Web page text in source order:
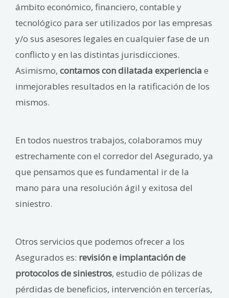
ámbito económico, financiero, contable y
tecnológico para ser utilizados por las empresas
y/o sus asesores legales en cualquier fase de un
conflicto y en las distintas jurisdicciones.
Asimismo, contamos con dilatada experiencia e
inmejorables resultados en la ratificación de los
mismos.
En todos nuestros trabajos, colaboramos muy
estrechamente con el corredor del Asegurado, ya
que pensamos que es fundamental ir de la
mano para una resolución ágil y exitosa del
siniestro.
Otros servicios que podemos ofrecer a los
Asegurados es: revisión e implantación de
protocolos de siniestros, estudio de pólizas de
pérdidas de beneficios, intervención en tercerías,